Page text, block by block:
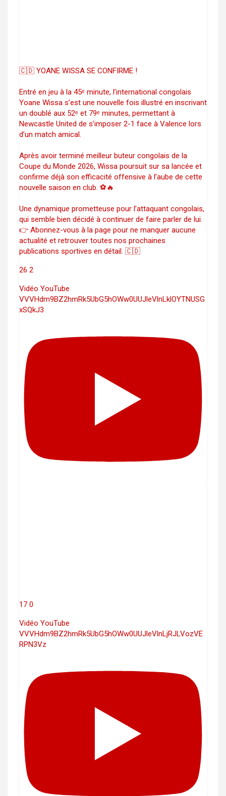
🇨🇩 YOANE WISSA SE CONFIRME !
Entré en jeu à la 45ᵉ minute, l’international congolais
Yoane Wissa s’est une nouvelle fois illustré en inscrivant
un doublé aux 52ᵉ et 79ᵉ minutes, permettant à
Newcastle United de s’imposer 2-1 face à Valence lors
d’un match amical.
Après avoir terminé meilleur buteur congolais de la
Coupe du Monde 2026, Wissa poursuit sur sa lancée et
confirme déjà son efficacité offensive à l’aube de cette
nouvelle saison en club. ⚽🔥
Une dynamique prometteuse pour l’attaquant congolais,
qui semble bien décidé à continuer de faire parler de lui.
👉 Abonnez-vous à la page pour ne manquer aucune
actualité et retrouver toutes nos prochaines
publications sportives en détail. 🇨🇩
26 2
Vidéo YouTube
VVVHdm9BZ2hmRk5UbG5hOWw0UUJleVlnLklOYTNUSG
xSQkJ3
17 0
Vidéo YouTube
VVVHdm9BZ2hmRk5UbG5hOWw0UUJleVlnLjRJLVozVE
RPN3Vz